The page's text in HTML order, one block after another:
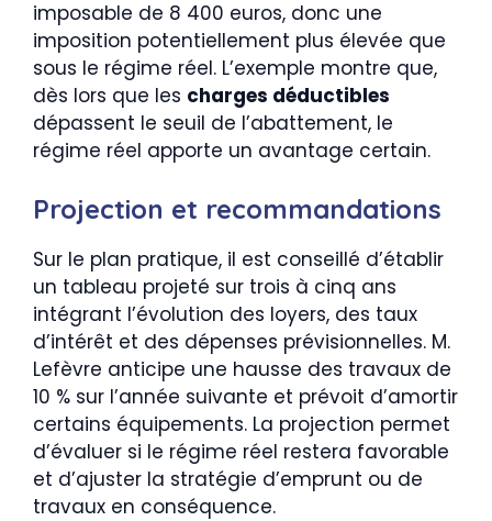
imposable de 8 400 euros, donc une
imposition potentiellement plus élevée que
sous le régime réel. L’exemple montre que,
dès lors que les charges déductibles
dépassent le seuil de l’abattement, le
régime réel apporte un avantage certain.
Projection et recommandations
Sur le plan pratique, il est conseillé d’établir
un tableau projeté sur trois à cinq ans
intégrant l’évolution des loyers, des taux
d’intérêt et des dépenses prévisionnelles. M.
Lefèvre anticipe une hausse des travaux de
10 % sur l’année suivante et prévoit d’amortir
certains équipements. La projection permet
d’évaluer si le régime réel restera favorable
et d’ajuster la stratégie d’emprunt ou de
travaux en conséquence.